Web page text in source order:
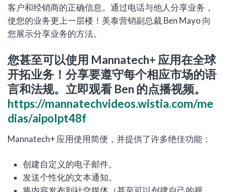
客户和经销商的正确信息。通过电话与他人分享业务，
使您的业务更上一层楼！美泰营销副总裁 Ben Mayo 向
您展示分享业务的方法。
您甚至可以使用 Mannatech+ 应用在全球
开拓业务！分享要遵守每个相应市场的语
言和法规。立即观看 Ben 的点播视频。
https://mannatechvideos.wistia.com/me
dias/aipolpt48f
Mannatech+ 应用使用简便，并提供了许多绝佳功能：
创建自定义的电子邮件。
发送个性化的文本通知。